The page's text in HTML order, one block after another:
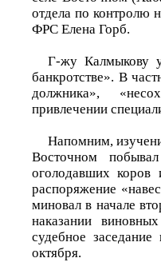
отдела по контролю
ФРС Елена Горб.
Г-жу Калмыкову
банкротстве». В
должника»,
привлечении
Напомним,
Восточном
оголодавших коров
распоряжение
миновал в начале
наказании
судебное
октября.